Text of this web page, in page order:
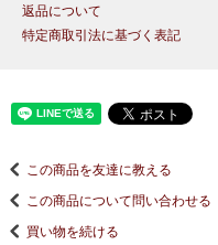
返品について
特定商取引法に基づく表記
この商品を友達に教える
この商品について問い合わせる
買い物を続ける